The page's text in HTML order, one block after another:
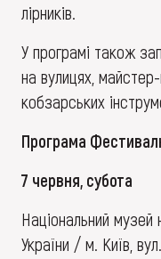
лірників.
У програмі також
на вулицях,
кобзарських
Програма
7 червня, субота
Національний музей
України / м. Київ,